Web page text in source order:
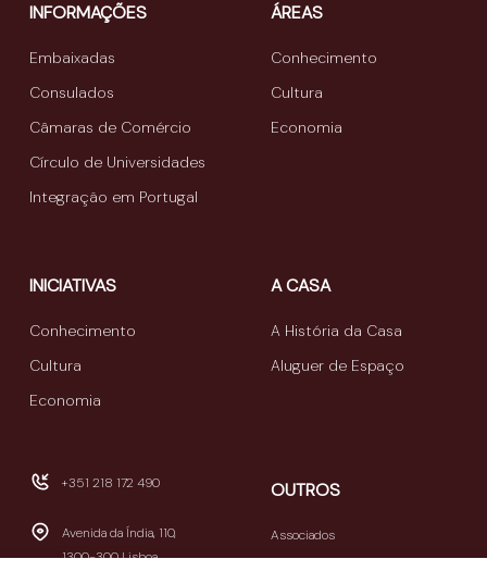
INFORMAÇÕES
Embaixadas
Consulados
Câmaras de Comércio
Círculo de Universidades
Integração em Portugal
ÁREAS
Conhecimento
Cultura
Economia
INICIATIVAS
Conhecimento
Cultura
Economia
A CASA
A História da Casa
Aluguer de Espaço
+351 218 172 490
Avenida da Índia, 110,
1300-300 Lisboa
OUTROS
Associados